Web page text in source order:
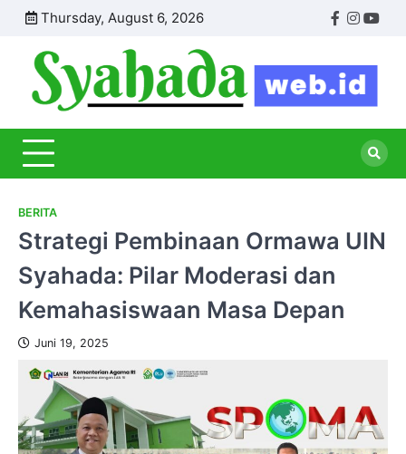
Skip
content
Thursday, August 6, 2026
Facebook
BERITA
Strategi Pembinaan Ormawa UIN
Syahada: Pilar Moderasi dan
Kemahasiswaan Masa Depan
Juni 19, 2025